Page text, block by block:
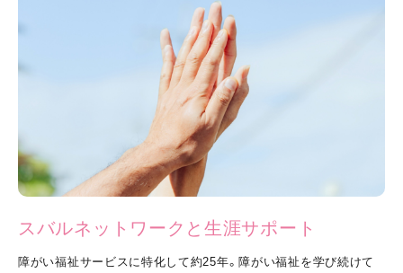
スバルネットワークと⽣涯サポート
障がい福祉サービスに特化して約25年。障がい福祉を学び続けて